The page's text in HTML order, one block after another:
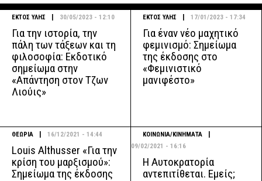
ΕΚΤΟΣ ΥΛΗΣ 30/05/2023 - 12:10
Για την ιστορία, την
πάλη των τάξεων και τη
φιλοσοφία: Εκδοτικό
σημείωμα στην
«Απάντηση στον Τζων
Λιούις»
ΕΚΤΟΣ ΥΛΗΣ 17/01/2023 - 17:34
Για έναν νέο μαχητικό
φεμινισμό: Σημείωμα
της έκδοσης στο
«Φεμινιστικό
μανιφέστο»
ΘΕΩΡΙΑ 16/12/2021 - 14:44
Louis Althusser «Για την
κρίση του μαρξισμού»:
Σημείωμα της έκδοσης
ΚΟΙΝΩΝΙΑ/ΚΙΝΗΜΑΤΑ
09/02/2021 - 16:16
Η Αυτοκρατορία
αντεπιτίθεται. Εμείς;